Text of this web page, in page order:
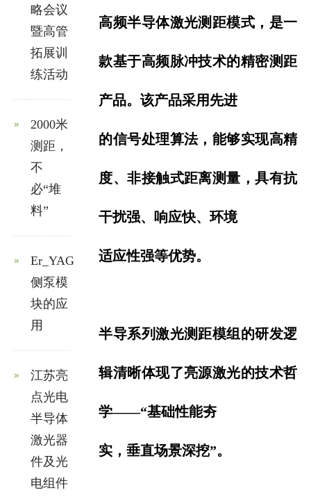
略会议
暨高管
拓展训
练活动
2000米
测距，
不
必“堆
料”
Er_YAG
侧泵模
块的应
用
江苏亮
点光电
半导体
激光器
件及光
电组件
高频半导体激光测距模式，是一
款基于高频脉冲技术的精密测距
产品。该产品采用先进
的信号处理算法，能够实现高精
度、非接触式距离测量，具有抗
干扰强、响应快、环境
适应性强等优势。
半导系列激光测距模组的研发逻
辑清晰体现了亮源激光的技术哲
学——“基础性能夯
实，垂直场景深挖”。